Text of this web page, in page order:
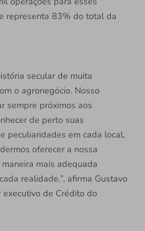
representa 83% do total da
secular de muita
o agronegócio. Nosso
sempre próximos aos
de perto suas
peculiaridades em cada local,
oferecer a nossa
mais adequada
realidade.”, afirma Gustavo
executivo de Crédito do